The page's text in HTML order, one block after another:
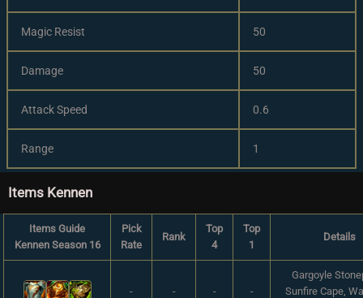
Magic Resist 50
Damage 50
Attack Speed 0.6
Range 1
Items Kennen
Items Guide
Kennen Season 16
Pick
Rate
Rank
Top
4
Top
1
Details
- - - -
Gargoyle
Sunfire Cape,